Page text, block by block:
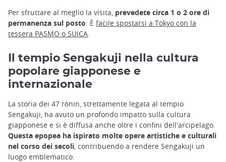
Per sfruttare al meglio la visita, prevedete circa 1 o 2 ore di
permanenza sul posto. È facile spostarsi a Tokyo con la
tessera PASMO o SUICA.
Il tempio Sengakuji nella cultura
popolare giapponese e
internazionale
La storia dei 47 rōnin, strettamente legata al tempio
Sengakuji, ha avuto un profondo impatto sulla cultura
giapponese e si è diffusa anche oltre i confini dell'arcipelago.
Questa epopea ha ispirato molte opere artistiche e culturali
nel corso dei secoli, contribuendo a rendere Sengakuji un
luogo emblematico.